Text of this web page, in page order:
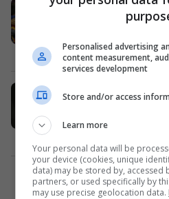
Koeman
Rijkaardit
La Liga 11/12/
Setien
kur është
1
Personalised advertising
content measurement,
services development
Store and/or access
Learn more
Your personal data will be
your device (cookies, unique
data) may be stored by, accessed
partners, or used specifically by
may use precise geolocation data.